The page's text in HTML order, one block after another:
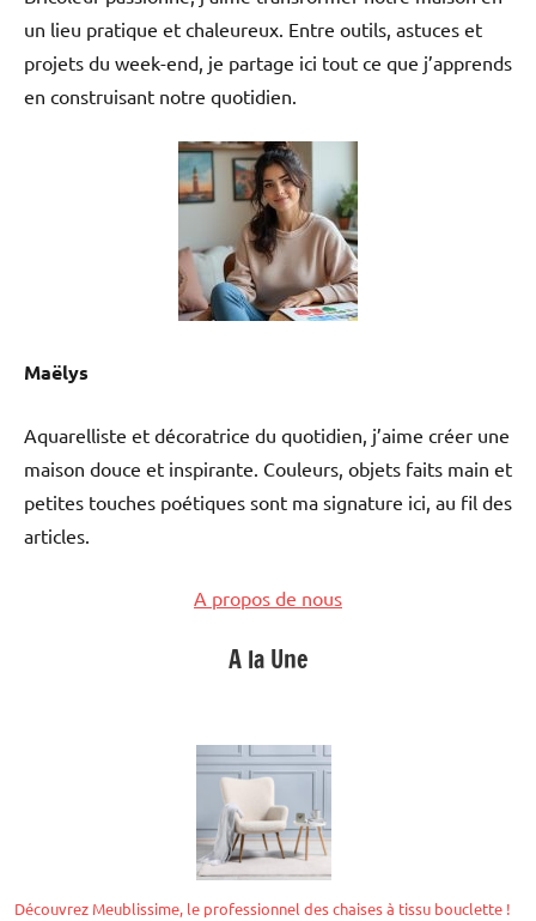
un lieu pratique et chaleureux. Entre outils, astuces et
projets du week-end, je partage ici tout ce que j’apprends
en construisant notre quotidien.
Maëlys
Aquarelliste et décoratrice du quotidien, j’aime créer une
maison douce et inspirante. Couleurs, objets faits main et
petites touches poétiques sont ma signature ici, au fil des
articles.
A propos de nous
A la Une
Découvrez Meublissime, le professionnel des chaises à tissu bouclette !